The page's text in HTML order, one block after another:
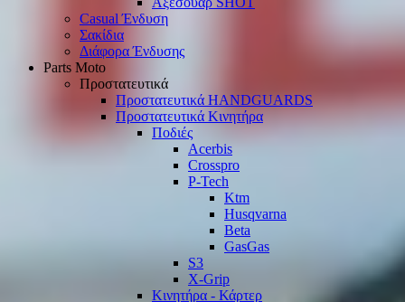
Casual Ένδυση
Σακίδια
Διάφορα Ένδυσης
Parts Moto
Προστατευτικά
Προστατευτικά HANDGUARDS
Προστατευτικά Κινητήρα
Ποδιές
Acerbis
Crosspro
P-Tech
Ktm
Husqvarna
Beta
GasGas
S3
X-Grip
Κινητήρα - Κάρτερ